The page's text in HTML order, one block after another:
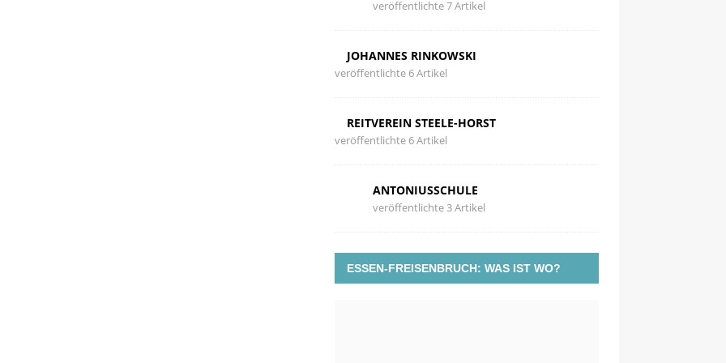
veröffentlichte 7 Artikel
JOHANNES RINKOWSKI
veröffentlichte 6 Artikel
REITVEREIN STEELE-HORST
veröffentlichte 6 Artikel
ANTONIUSSCHULE
veröffentlichte 3 Artikel
ESSEN-FREISENBRUCH: WAS IST WO?